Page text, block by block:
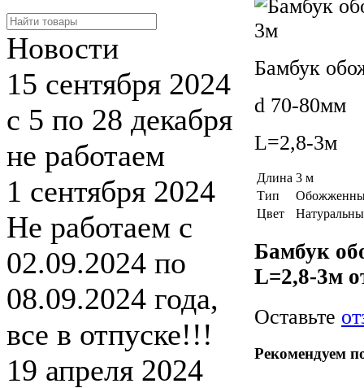
Новости
15 сентября 2024
с 5 по 28 декабря
не работаем
1 сентября 2024
Не работаем с
02.09.2024 по
08.09.2024 года,
все в отпуске!!!
19 апреля 2024
Бамбук
d 70-80мм
L=2,8-3м
Длина 3 м
Тип
Цвет
Бамбук
L=2,8-3м
Оставьте
Рекомендуем